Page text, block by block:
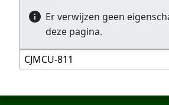
Er verwijzen geen
deze pagina.